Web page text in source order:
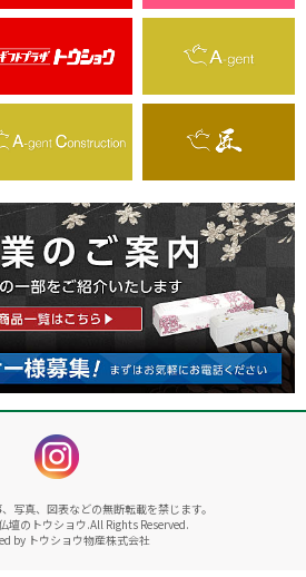
写真、図表などの無断転載を禁じます。
のトウショウ.All Rights Reserved.
by トウショウ物産株式会社